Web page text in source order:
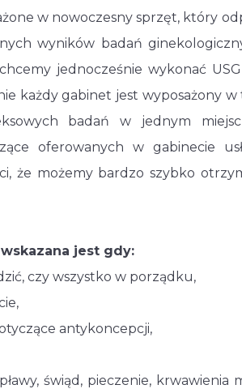
w nowoczesny sprzęt, który
wyników badań
jednocześnie wykonać
każdy gabinet jest wyposażony
badań w jednym
oferowanych w gabinecie
że możemy bardzo szybko
jest gdy:
czy wszystko w porządku,
antykoncepcji,
świąd, pieczenie, krwawienia